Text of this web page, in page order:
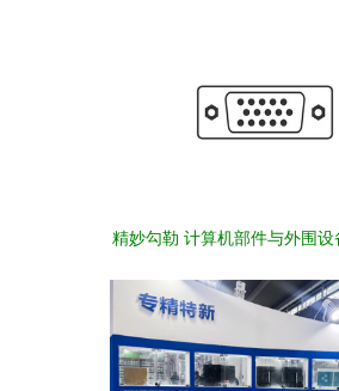
精妙勾勒 计算机部件与外围设